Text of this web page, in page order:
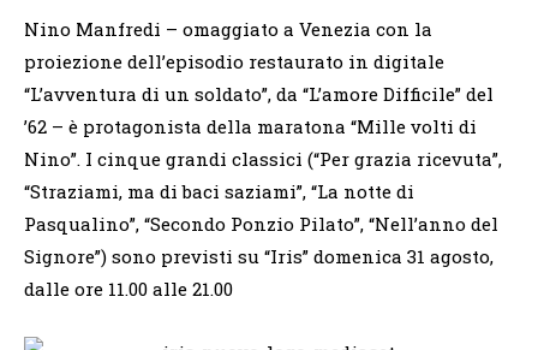
Nino Manfredi – omaggiato a Venezia con la
proiezione dell’episodio restaurato in digitale
“L’avventura di un soldato”, da “L’amore Difficile” del
’62 – è protagonista della maratona “Mille volti di
Nino”. I cinque grandi classici (“Per grazia ricevuta”,
“Straziami, ma di baci saziami”, “La notte di
Pasqualino”, “Secondo Ponzio Pilato”, “Nell’anno del
Signore”) sono previsti su “Iris” domenica 31 agosto,
dalle ore 11.00 alle 21.00